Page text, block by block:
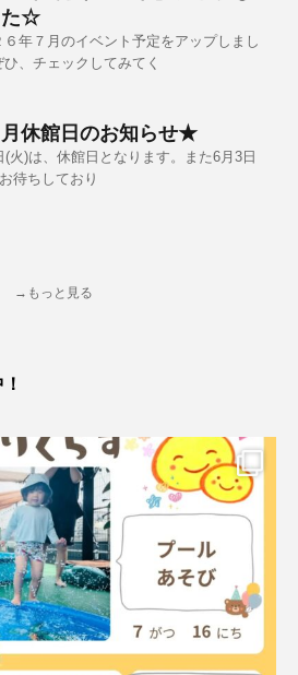
た☆
６年７月のイベント予定をアップしまし
ひ、チェックしてみてく
休館日のお知らせ★
(火)は、休館日となります。また6月3日
待ちしており
→もっと見る